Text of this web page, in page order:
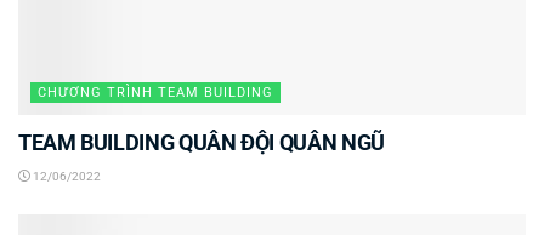
CHƯƠNG TRÌNH TEAM BUILDING
TEAM BUILDING QUÂN ĐỘI QUÂN NGŨ
12/06/2022